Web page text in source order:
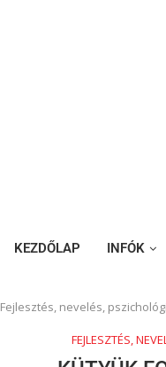
KEZDŐLAP INFÓK
Fejlesztés, nevelés,
FEJLESZTÉS,